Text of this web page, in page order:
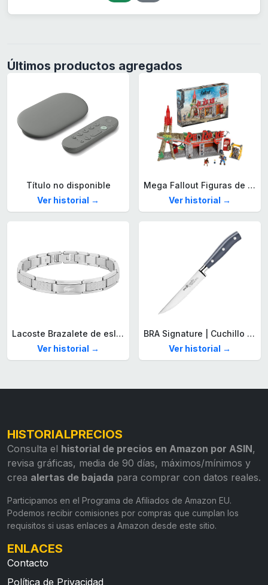
Últimos productos agregados
Título no disponible
Ver historial →
Mega Fallout Figuras de acción y Juguetes de construcción, Parada de Camiones Red Rocket con 824 Piezas, 2 Personajes articulados y Accesorios, para coleccionistas, HXT00
Ver historial →
Lacoste Brazalete de eslabón para Hombre Colección STENCIL de Acero inoxidable
Ver historial →
BRA Signature | Cuchillo tomatero 120 mm, Acero Inoxidable alemán forjado con Molibdeno Vanadio, Mango Remachado ABS, Diseño Ergonómico, Hoja 1,6 mm espesor
Ver historial →
HISTORIALPRECIOS
Consulta el historial de precios en Amazon por ASIN,
revisa gráficas, media de 90 días, máximos/mínimos y
crea alertas de bajada para comprar con datos reales.
Participamos en el Programa de Afiliados de Amazon EU.
Podemos recibir comisiones por compras que cumplan los
requisitos si usas enlaces a Amazon desde este sitio.
ENLACES
Contacto
Política de Privacidad